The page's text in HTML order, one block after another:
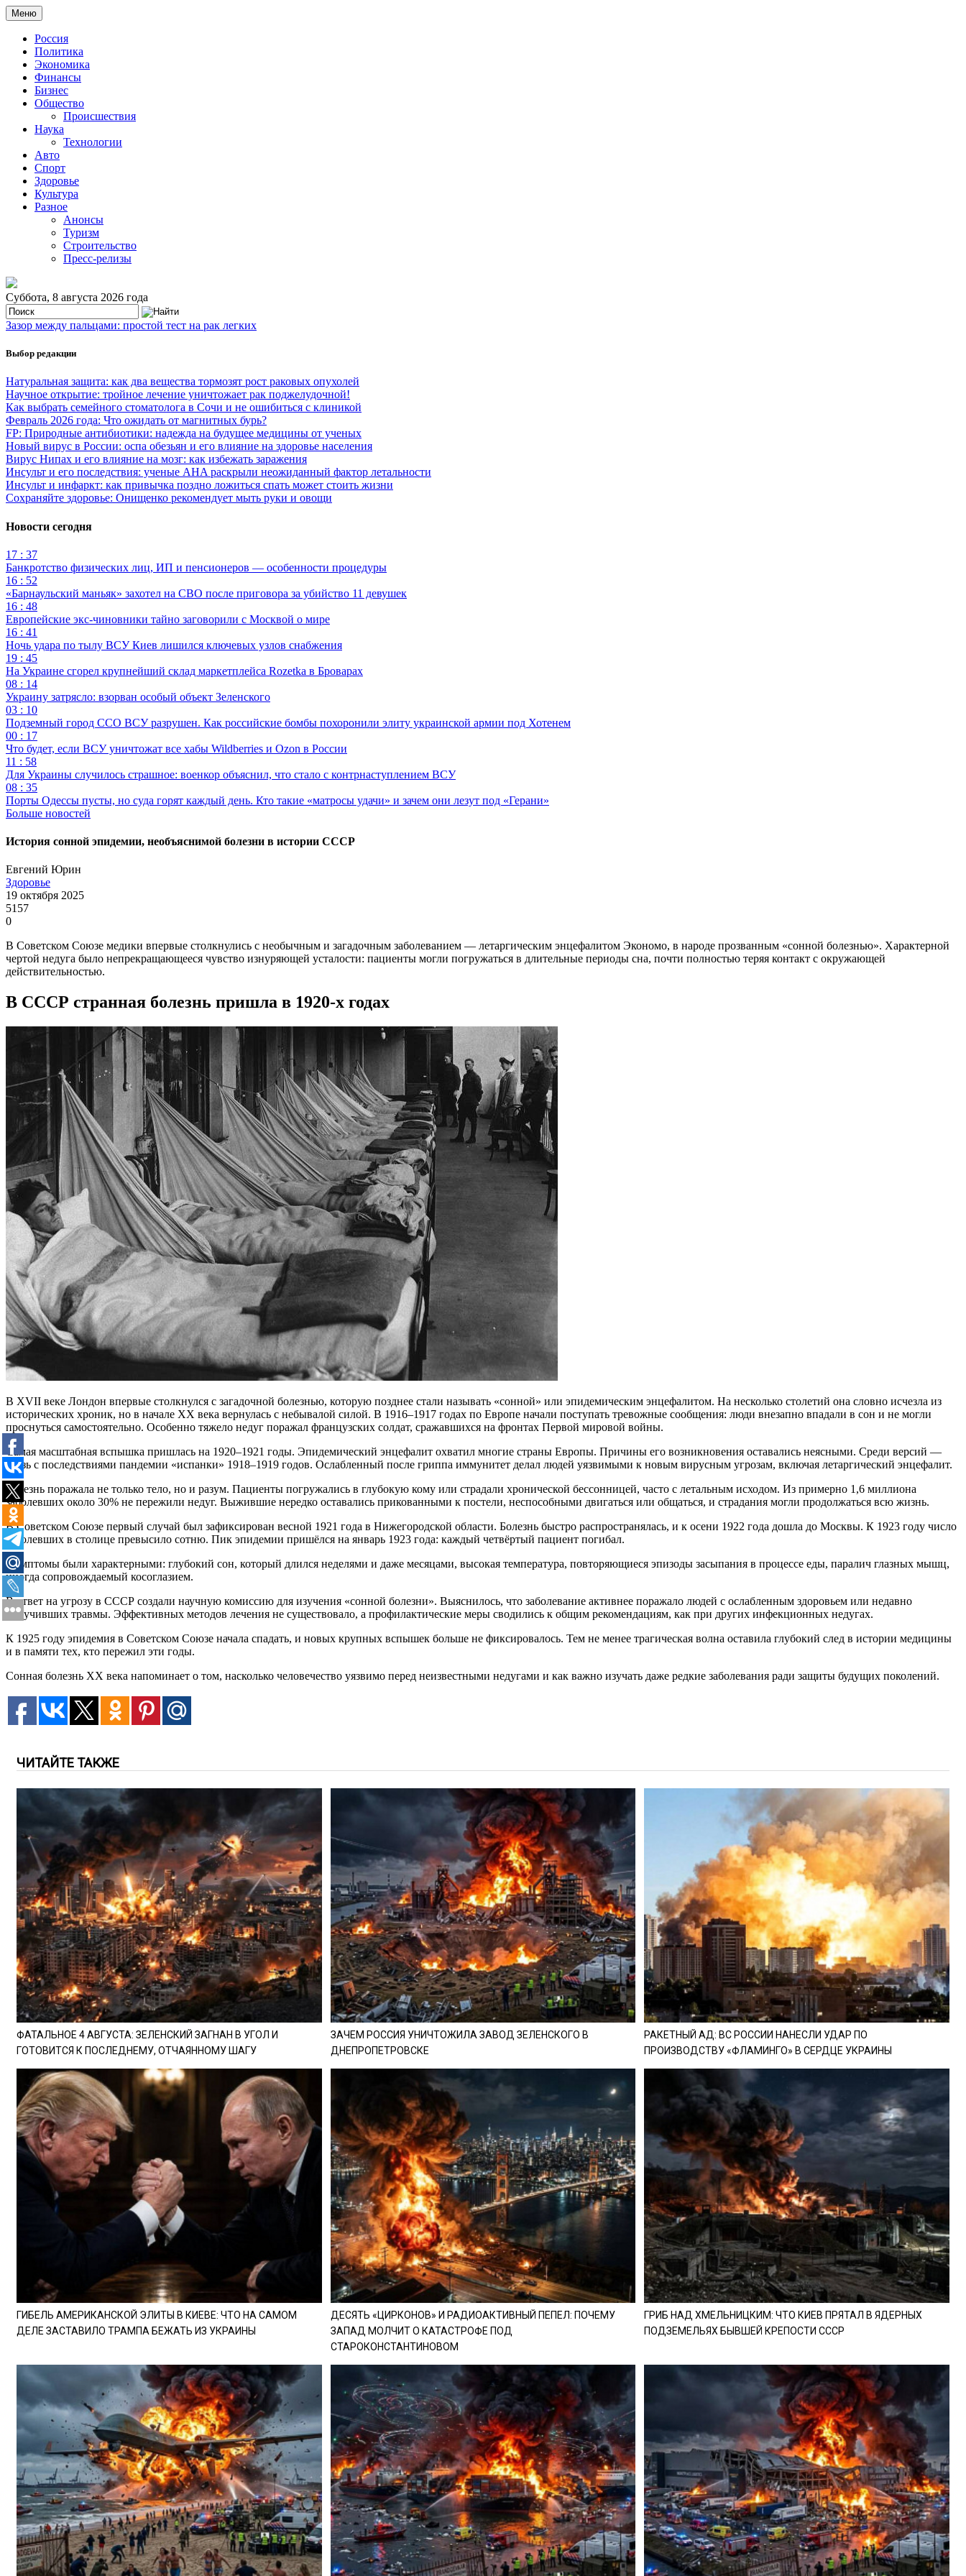
Меню
Россия
Политика
Экономика
Финансы
Бизнес
Общество
Происшествия
Наука
Технологии
Авто
Спорт
Здоровье
Культура
Разное
Анонсы
Туризм
Строительство
Пресс-релизы
Суббота, 8 августа 2026 года
Зазор между пальцами: простой тест на рак легких
Выбор редакции
Натуральная защита: как два вещества тормозят рост раковых опухолей
Научное открытие: тройное лечение уничтожает рак поджелудочной!
Как выбрать семейного стоматолога в Сочи и не ошибиться с клиникой
Февраль 2026 года: Что ожидать от магнитных бурь?
FP: Природные антибиотики: надежда на будущее медицины от ученых
Новый вирус в России: оспа обезьян и его влияние на здоровье населения
Вирус Нипах и его влияние на мозг: как избежать заражения
Инсульт и его последствия: ученые AHA раскрыли неожиданный фактор летальности
Инсульт и инфаркт: как привычка поздно ложиться спать может стоить жизни
Сохраняйте здоровье: Онищенко рекомендует мыть руки и овощи
Новости сегодня
17 : 37
Банкротство физических лиц, ИП и пенсионеров — особенности процедуры
16 : 52
«Барнаульский маньяк» захотел на СВО после приговора за убийство 11 девушек
16 : 48
Европейские экс-чиновники тайно заговорили с Москвой о мире
16 : 41
Ночь удара по тылу ВСУ Киев лишился ключевых узлов снабжения
19 : 45
На Украине сгорел крупнейший склад маркетплейса Rozetka в Броварах
08 : 14
Украину затрясло: взорван особый объект Зеленского
03 : 10
Подземный город ССО ВСУ разрушен. Как российские бомбы похоронили элиту украинской армии под Хотенем
00 : 17
Что будет, если ВСУ уничтожат все хабы Wildberries и Ozon в России
11 : 58
Для Украины случилось страшное: военкор объяснил, что стало с контрнаступлением ВСУ
08 : 35
Порты Одессы пусты, но суда горят каждый день. Кто такие «матросы удачи» и зачем они лезут под «Герани»
Больше новостей
История сонной эпидемии, необъяснимой болезни в истории СССР
Евгений Юрин
Здоровье
19 октября 2025
5157
0
В Советском Союзе медики впервые столкнулись с необычным и загадочным заболеванием — летаргическим энцефалитом Экономо, в народе прозванным «сонной болезнью». Характерной
чертой недуга было непрекращающееся чувство изнуряющей усталости: пациенты могли погружаться в длительные периоды сна, почти полностью теряя контакт с окружающей
действительностью.
В СССР странная болезнь пришла в 1920-х годах
В XVII веке Лондон впервые столкнулся с загадочной болезнью, которую позднее стали называть «сонной» или эпидемическим энцефалитом. На несколько столетий она словно исчезла из
исторических хроник, но в начале XX века вернулась с небывалой силой. В 1916–1917 годах по Европе начали поступать тревожные сообщения: люди внезапно впадали в сон и не могли
проснуться самостоятельно. Особенно тяжело недуг поражал французских солдат, сражавшихся на фронтах Первой мировой войны.
Самая масштабная вспышка пришлась на 1920–1921 годы. Эпидемический энцефалит охватил многие страны Европы. Причины его возникновения оставались неясными. Среди версий —
связь с последствиями пандемии «испанки» 1918–1919 годов. Ослабленный после гриппа иммунитет делал людей уязвимыми к новым вирусным угрозам, включая летаргический энцефалит.
Болезнь поражала не только тело, но и разум. Пациенты погружались в глубокую кому или страдали хронической бессонницей, часто с летальным исходом. Из примерно 1,6 миллиона
заболевших около 30% не пережили недуг. Выжившие нередко оставались прикованными к постели, неспособными двигаться или общаться, и страдания могли продолжаться всю жизнь.
В Советском Союзе первый случай был зафиксирован весной 1921 года в Нижегородской области. Болезнь быстро распространялась, и к осени 1922 года дошла до Москвы. К 1923 году число
заболевших в столице превысило сотню. Пик эпидемии пришёлся на январь 1923 года: каждый четвёртый пациент погибал.
Симптомы были характерными: глубокий сон, который длился неделями и даже месяцами, высокая температура, повторяющиеся эпизоды засыпания в процессе еды, паралич глазных мышц,
иногда сопровождаемый косоглазием.
В ответ на угрозу в СССР создали научную комиссию для изучения «сонной болезни». Выяснилось, что заболевание активнее поражало людей с ослабленным здоровьем или недавно
получивших травмы. Эффективных методов лечения не существовало, а профилактические меры сводились к общим рекомендациям, как при других инфекционных недугах.
К 1925 году эпидемия в Советском Союзе начала спадать, и новых крупных вспышек больше не фиксировалось. Тем не менее трагическая волна оставила глубокий след в истории медицины
и в памяти тех, кто пережил эти годы.
Сонная болезнь XX века напоминает о том, насколько человечество уязвимо перед неизвестными недугами и как важно изучать даже редкие заболевания ради защиты будущих поколений.
ЧИТАЙТЕ ТАКЖЕ
ФАТАЛЬНОЕ 4 АВГУСТА: ЗЕЛЕНСКИЙ ЗАГНАН В УГОЛ И
ГОТОВИТСЯ К ПОСЛЕДНЕМУ, ОТЧАЯННОМУ ШАГУ
ЗАЧЕМ РОССИЯ УНИЧТОЖИЛА ЗАВОД ЗЕЛЕНСКОГО В
ДНЕПРОПЕТРОВСКЕ
РАКЕТНЫЙ АД: ВС РОССИИ НАНЕСЛИ УДАР ПО
ПРОИЗВОДСТВУ «ФЛАМИНГО» В СЕРДЦЕ УКРАИНЫ
ГИБЕЛЬ АМЕРИКАНСКОЙ ЭЛИТЫ В КИЕВЕ: ЧТО НА САМОМ
ДЕЛЕ ЗАСТАВИЛО ТРАМПА БЕЖАТЬ ИЗ УКРАИНЫ
ДЕСЯТЬ «ЦИРКОНОВ» И РАДИОАКТИВНЫЙ ПЕПЕЛ: ПОЧЕМУ
ЗАПАД МОЛЧИТ О КАТАСТРОФЕ ПОД
СТАРОКОНСТАНТИНОВОМ
ГРИБ НАД ХМЕЛЬНИЦКИМ: ЧТО КИЕВ ПРЯТАЛ В ЯДЕРНЫХ
ПОДЗЕМЕЛЬЯХ БЫВШЕЙ КРЕПОСТИ СССР